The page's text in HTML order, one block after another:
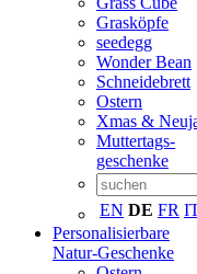
Grasköpfe
seedegg
Wonder Bean
Schneidebrett
Ostern
Xmas &
Muttertags-
geschenke
EN DE FR
Personalisierbare
Natur-Geschenke